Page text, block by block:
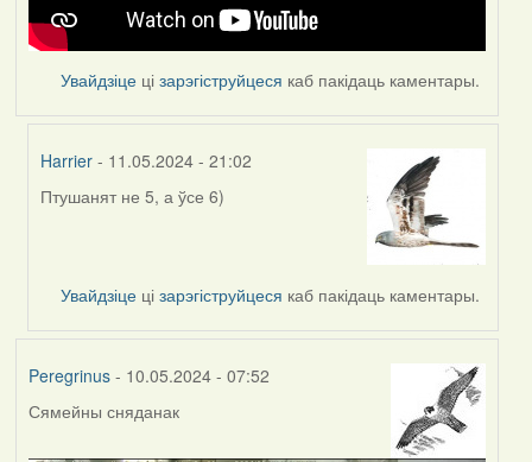
Увайдзіце цізарэгіструйцеся каб пакідаць каментары.
Harrier - 11.05.2024 - 21:02
In
Feather
Птушанят не 5, а ўсе 6)
Увайдзіце цізарэгіструйцеся каб пакідаць каментары.
Peregrinus- 10.05.2024 - 07:52
Сямейны сняданак